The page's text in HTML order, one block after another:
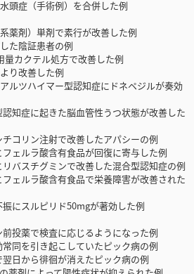
頭症（手術例）を合併した例
薬剤）単剤で素行が改善した例
た陰証患者の例
量カクテル処方で改善した例
り改善した例
ルツハイマー型認知症にドネペジルが奏効
知症に起きた脳血管性うつ状態が改善した
コリン注射で改善したアパシーの例
ェルラ酸含有食品が回復に寄与した例
バスチグミンで改善した混合型認知症の例
ェルラ酸含有食品で栄養障害が改善された
にスルピリド50mgが著効した例
投薬で検査に応じるようになった例
同を引き起こしていたピック病の例
日から徘徊が消えたピック病の例